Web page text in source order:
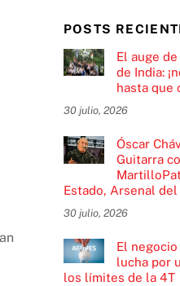
POSTS
El auge de
de India:
hasta que
30 julio, 2026
Óscar
Guitarra
Estado, Arsenal
30 julio, 2026
El
lucha por
los límites de la 4T